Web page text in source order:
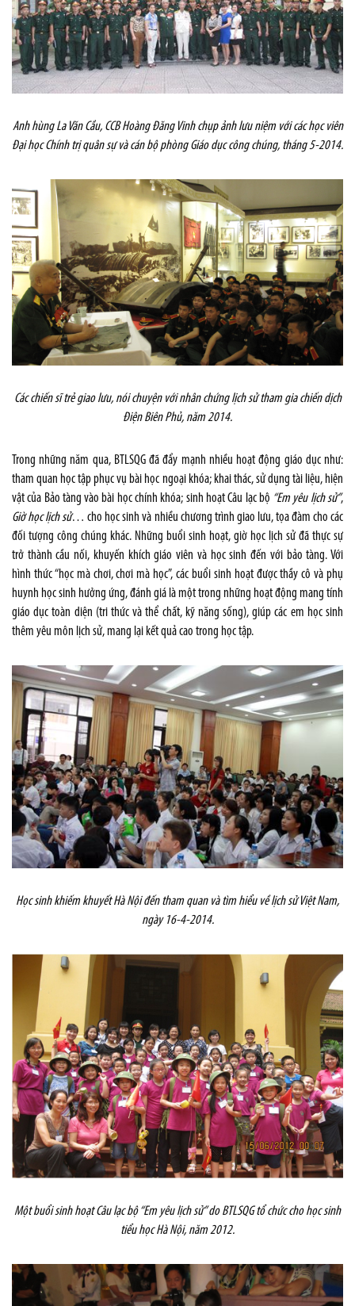
Anh hùng La Văn Cầu, CCB Hoàng Đăng Vinh chụp ảnh lưu niệm với các học viên
Đại học Chính trị quân sự và cán bộ phòng Giáo dục công chúng, tháng 5-2014.
Các chiến sĩ trẻ giao lưu, nói chuyện với nhân chứng lịch sử tham gia chiến dịch
Điện Biên Phủ, năm 2014.
Trong những năm qua, BTLSQG đã đẩy mạnh nhiều hoạt động giáo dục như:
tham quan học tập phục vụ bài học ngoại khóa; khai thác, sử dụng tài liệu, hiện
vật của Bảo tàng vào bài học chính khóa; sinh hoạt Câu lạc bộ “Em yêu lịch sử”,
Giờ học lịch sử… cho học sinh và nhiều chương trình giao lưu, tọa đàm cho các
đối tượng công chúng khác. Những buổi sinh hoạt, giờ học lịch sử đã thực sự
trở thành cầu nối, khuyến khích giáo viên và học sinh đến với bảo tàng. Với
hình thức “học mà chơi, chơi mà học”, các buổi sinh hoạt được thầy cô và phụ
huynh học sinh hưởng ứng, đánh giá là một trong những hoạt động mang tính
giáo dục toàn diện (tri thức và thể chất, kỹ năng sống), giúp các em học sinh
thêm yêu môn lịch sử, mang lại kết quả cao trong học tập.
Học sinh khiếm khuyết Hà Nội đến tham quan và tìm hiểu về lịch sử Việt Nam,
ngày 16-4-2014.
Một buổi sinh hoạt Câu lạc bộ “Em yêu lịch sử” do BTLSQG tổ chức cho học sinh
tiểu học Hà Nội, năm 2012.